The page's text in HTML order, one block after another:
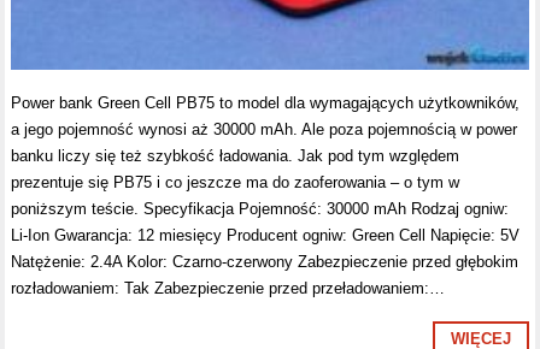
Power bank Green Cell PB75 to model dla wymagających użytkowników,
a jego pojemność wynosi aż 30000 mAh. Ale poza pojemnością w power
banku liczy się też szybkość ładowania. Jak pod tym względem
prezentuje się PB75 i co jeszcze ma do zaoferowania – o tym w
poniższym teście. Specyfikacja Pojemność: 30000 mAh Rodzaj ogniw:
Li-Ion Gwarancja: 12 miesięcy Producent ogniw: Green Cell Napięcie: 5V
Natężenie: 2.4A Kolor: Czarno-czerwony Zabezpieczenie przed głębokim
rozładowaniem: Tak Zabezpieczenie przed przeładowaniem:…
WIĘCEJ